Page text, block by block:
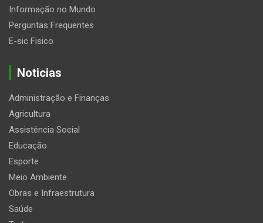
Informação no Mundo
Perguntas Frequentes
E-sic Fisico
Noticias
Administração e Finanças
Agricultura
Assistência Social
Educação
Esporte
Meio Ambiente
Obras e Infraestrutura
Saúde